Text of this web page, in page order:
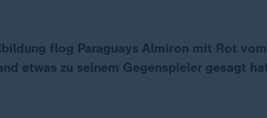
flog Paraguays Almiron mit Rot
etwas zu seinem Gegenspieler gesagt